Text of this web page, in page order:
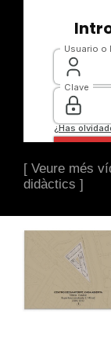
[ Veure més
didàctics ]